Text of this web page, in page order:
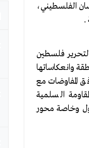
الفلسطيني،
.
لتحرير فلسطين
وانعكاساتها
المفاوضات مع
السلمية
وخاصة محور